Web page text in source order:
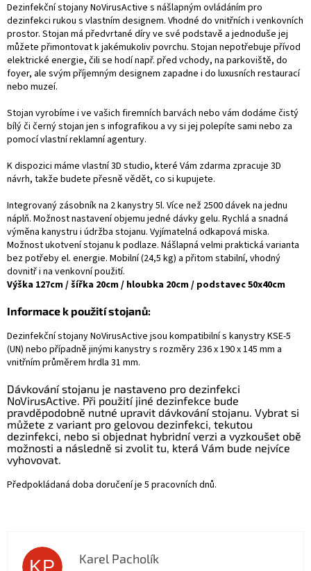
Dezinfekční stojany NoVirusActive s nášlapným ovládáním pro
dezinfekci rukou s vlastním designem. Vhodné do vnitřních i venkovních
prostor. Stojan má předvrtané díry ve své podstavě a jednoduše jej
můžete přimontovat k jakémukoliv povrchu. Stojan nepotřebuje přívod
elektrické energie, čili se hodí např. před vchody, na parkoviště, do
foyer, ale svým příjemným designem zapadne i do luxusních restaurací
nebo muzeí.
Stojan vyrobíme i ve vašich firemních barvách nebo vám dodáme čistý
bílý či černý stojan jen s infografikou a vy si jej polepíte sami nebo za
pomocí vlastní reklamní agentury.
K dispozici máme vlastní 3D studio, které Vám zdarma zpracuje 3D
návrh, takže budete přesně vědět, co si kupujete.
Integrovaný zásobník na 2 kanystry 5l. Více než 2500 dávek na jednu
náplň. Možnost nastavení objemu jedné dávky gelu. Rychlá a snadná
výměna kanystru i údržba stojanu. Vyjímatelná odkapová miska.
Možnost ukotvení stojanu k podlaze. Nášlapná velmi praktická varianta
bez potřeby el. energie. Mobilní (24,5 kg) a přitom stabilní, vhodný
dovnitř i na venkovní použití.
Výška 127cm / šířka 20cm / hloubka 20cm / podstavec 50x40cm
Informace k použití stojanů:
Dezinfekční stojany NoVirusActive jsou kompatibilní s kanystry KSE-5
(UN) nebo případně jinými kanystry s rozměry 236 x 190 x 145 mm a
vnitřním průměrem hrdla 31 mm.
Dávkování stojanu je nastaveno pro dezinfekci
NoVirusActive. Při použití jiné dezinfekce bude
pravděpodobně nutné upravit dávkování stojanu. Vybrat si
můžete z variant pro gelovou dezinfekci, tekutou
dezinfekci, nebo si objednat hybridní verzi a vyzkoušet obě
možnosti a následně si zvolit tu, která Vám bude nejvíce
vyhovovat.
Předpokládaná doba doručení je 5 pracovních dnů.
Karel Pacholík